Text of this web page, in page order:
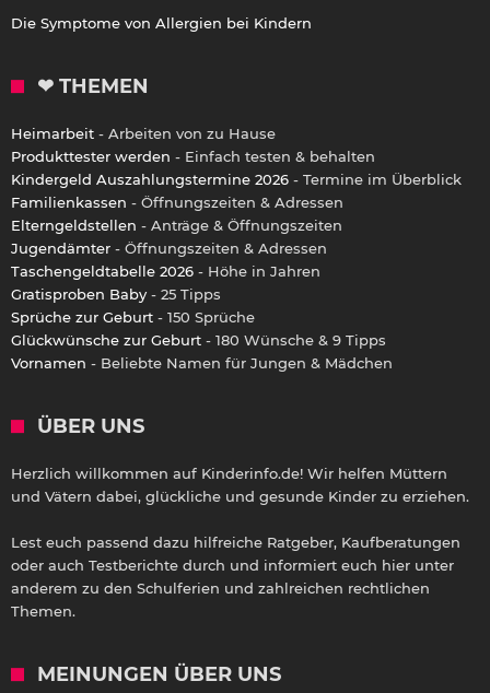
Die Symptome von Allergien bei Kindern
❤ THEMEN
Heimarbeit - Arbeiten von zu Hause
Produkttester werden - Einfach testen & behalten
Kindergeld Auszahlungstermine 2026 - Termine im Überblick
Familienkassen - Öffnungszeiten & Adressen
Elterngeldstellen - Anträge & Öffnungszeiten
Jugendämter - Öffnungszeiten & Adressen
Taschengeldtabelle 2026 - Höhe in Jahren
Gratisproben Baby - 25 Tipps
Sprüche zur Geburt - 150 Sprüche
Glückwünsche zur Geburt - 180 Wünsche & 9 Tipps
Vornamen - Beliebte Namen für Jungen & Mädchen
ÜBER UNS
Herzlich willkommen auf Kinderinfo.de! Wir helfen Müttern
und Vätern dabei, glückliche und gesunde Kinder zu erziehen.
Lest euch passend dazu hilfreiche Ratgeber, Kaufberatungen
oder auch Testberichte durch und informiert euch hier unter
anderem zu den Schulferien und zahlreichen rechtlichen
Themen.
MEINUNGEN ÜBER UNS